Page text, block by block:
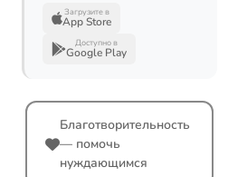
Загрузите в
App Store
Доступно в
Google Play
Благотворительность
— помочь
нуждающимся